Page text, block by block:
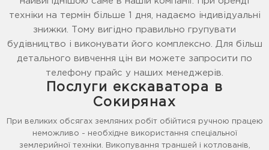
техніки на термін більше 1 дня, надаємо індивідуальні
знижки. Тому вигідно правильно групувати
будівництво і виконувати його комплексно. Для більш
детального вивчення цін ви можете запросити по
телефону прайс у наших менеджерів.
Послуги екскаватора в
Сокирянах
При великих обсягах земляних робіт обійтися ручною працею
неможливо - необхідне використання спеціальної
землерийної техніки. Викопування траншей і котлованів,